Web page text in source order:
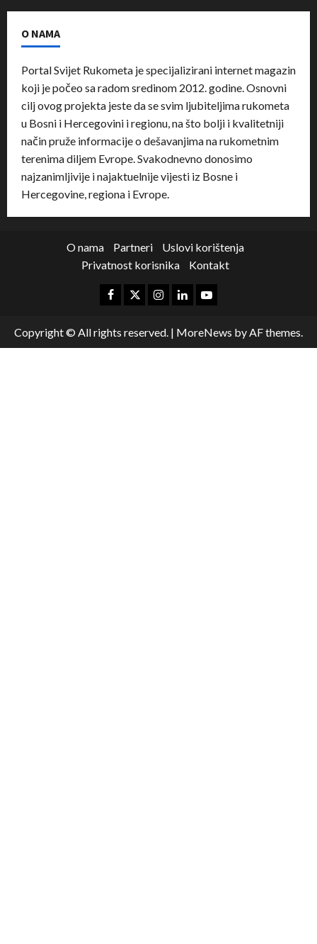
O NAMA
Portal Svijet Rukometa je specijalizirani internet magazin
koji je počeo sa radom sredinom 2012. godine. Osnovni
cilj ovog projekta jeste da se svim ljubiteljima rukometa
u Bosni i Hercegovini i regionu, na što bolji i kvalitetniji
način pruže informacije o dešavanjima na rukometnim
terenima diljem Evrope. Svakodnevno donosimo
najzanimljivije i najaktuelnije vijesti iz Bosne i
Hercegovine, regiona i Evrope.
O nama Partneri
Uslovi korištenja
Privatnost korisnika
Kontakt
Copyright © All rights reserved. | MoreNews by AF themes.